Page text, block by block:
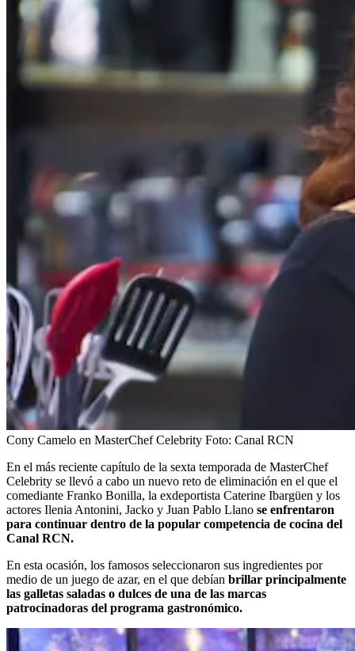
Cony Camelo en MasterChef Celebrity Foto: Canal RCN
En el más reciente capítulo de la sexta temporada de MasterChef
Celebrity se llevó a cabo un nuevo reto de eliminación en el que el
comediante Franko Bonilla, la exdeportista Caterine Ibargüen y los
actores Ilenia Antonini, Jacko y Juan Pablo Llano se enfrentaron
para continuar dentro de la popular competencia de cocina del
Canal RCN.
En esta ocasión, los famosos seleccionaron sus ingredientes por
medio de un juego de azar, en el que debían brillar principalmente
las galletas saladas o dulces de una de las marcas
patrocinadoras del programa gastronómico.